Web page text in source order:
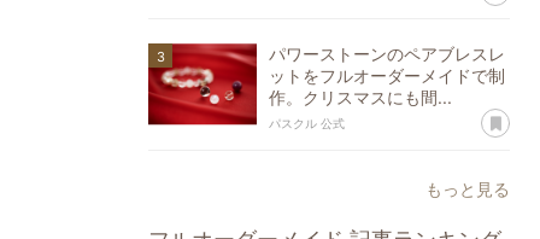
パワーストーンのペアブレスレ
ットをフルオーダーメイドで制
作。クリスマスにも間...
パスクル 公式 あ
もっと見る